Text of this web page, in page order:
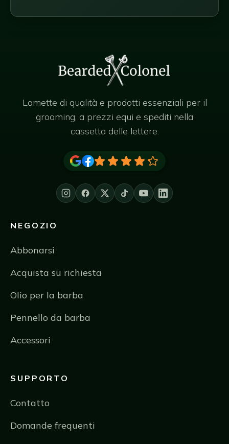
Lamette di qualità e prodotti essenziali per il
grooming, a prezzi equi e spediti nella
cassetta delle lettere.
NEGOZIO
Abbonarsi
Acquista su richiesta
Olio per la barba
Pennello da barba
Accessori
SUPPORTO
Contatto
Domande frequenti